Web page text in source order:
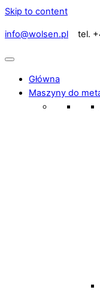
Skip to content
info@wolsen.pl tel.
Główna
Maszyny do